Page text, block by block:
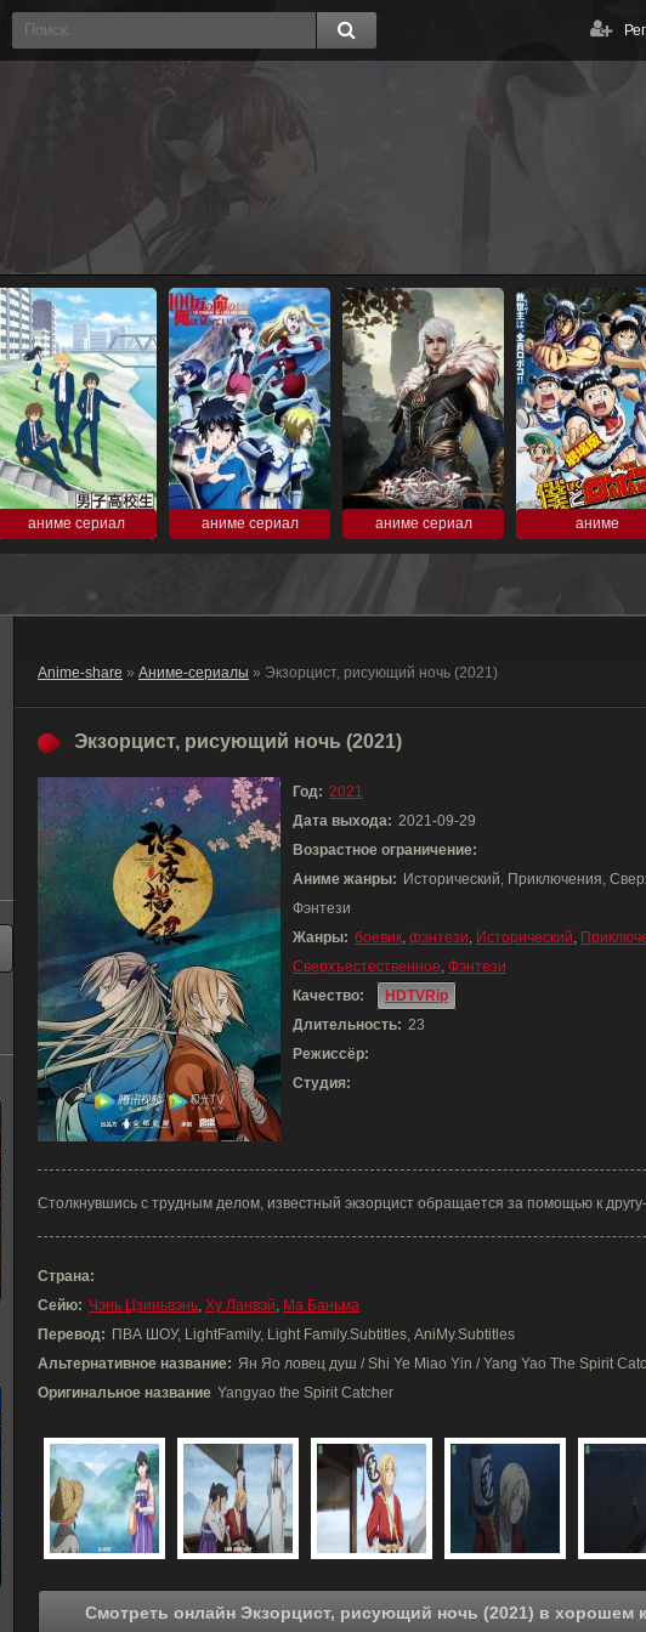
аниме сериал аниме сериал аниме сериал аниме
Anime-share » Аниме-сериалы » Экзорцист, рисующий ночь (2021)
Экзорцист, рисующий ночь (2021)
Год: 2021
Дата выхода: 2021-09-29
Возрастное ограничение:
Аниме жанры: Исторический, Приключения,
Фэнтези
Жанры: боевик, фэнтези, Исторический,
Сверхъестественное, Фэнтези
Качество:
HDTVRip
Длительность: 23
Режиссёр:
Студия:
Столкнувшись с трудным делом, известный экзорцист обращается за помощью к
Страна:
Сейю: Чэнь Цзиньвэнь, Ху Ланвэй, Ма Баньма
Перевод: ПВА ШОУ, LightFamily, Light Family.Subtitles, AniMy.Subtitles
Альтернативное название: Ян Яо ловец душ / Shi Ye Miao Yin / Yang Yao The Spirit
Оригинальное название Yangyao the Spirit Catcher
Смотреть онлайн Экзорцист, рисующий